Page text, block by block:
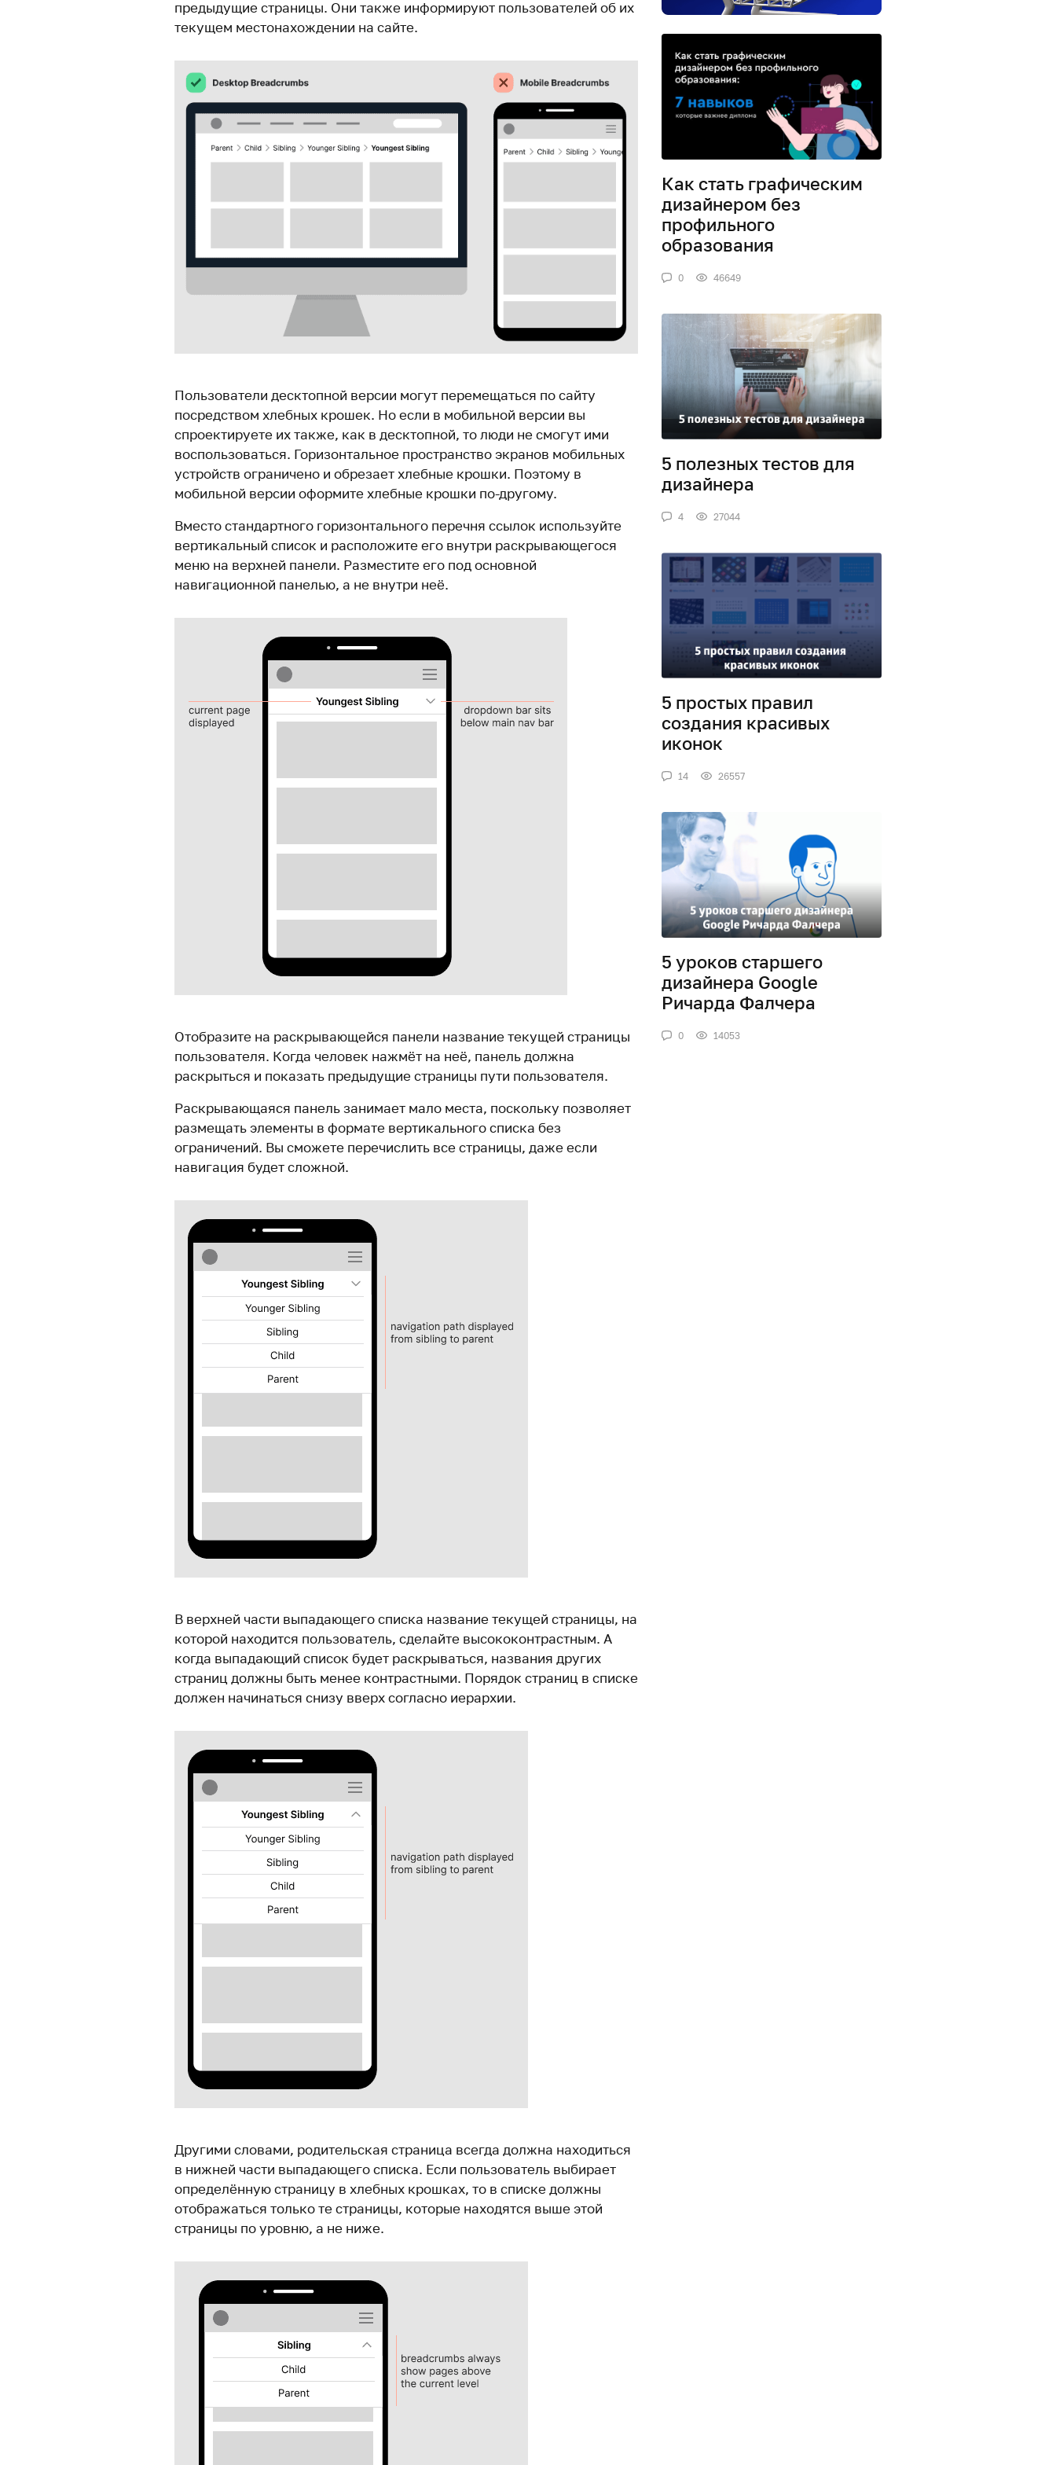
предыдущие страницы. Они также информируют пользователей об их
текущем местонахождении на сайте.
Пользователи десктопной версии могут перемещаться по сайту
посредством хлебных крошек. Но если в мобильной версии вы
спроектируете их также, как в десктопной, то люди не смогут ими
воспользоваться. Горизонтальное пространство экранов мобильных
устройств ограничено и обрезает хлебные крошки. Поэтому в
мобильной версии оформите хлебные крошки по-другому.
Вместо стандартного горизонтального перечня ссылок используйте
вертикальный список и расположите его внутри раскрывающегося
меню на верхней панели. Разместите его под основной
навигационной панелью, а не внутри неё.
Отобразите на раскрывающейся панели название текущей страницы
пользователя. Когда человек нажмёт на неё, панель должна
раскрыться и показать предыдущие страницы пути пользователя.
Раскрывающаяся панель занимает мало места, поскольку позволяет
размещать элементы в формате вертикального списка без
ограничений. Вы сможете перечислить все страницы, даже если
навигация будет сложной.
В верхней части выпадающего списка название текущей страницы, на
которой находится пользователь, сделайте высококонтрастным. А
когда выпадающий список будет раскрываться, названия других
страниц должны быть менее контрастными. Порядок страниц в списке
должен начинаться снизу вверх согласно иерархии.
Другими словами, родительская страница всегда должна находиться
в нижней части выпадающего списка. Если пользователь выбирает
определённую страницу в хлебных крошках, то в списке должны
отображаться только те страницы, которые находятся выше этой
страницы по уровню, а не ниже.
Как стать графическим
дизайнером без
профильного
образования
0 46649
5 полезных тестов для
дизайнера
4 27044
5 простых правил
создания красивых
иконок
14 26557
5 уроков старшего
дизайнера Google
Ричарда Фалчера
0 14053